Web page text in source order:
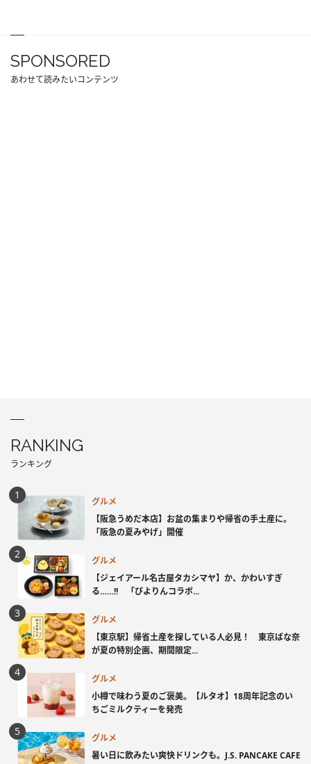
SPONSORED
あわせて読みたいコンテンツ
RANKING
ランキング
グルメ
【阪急うめだ本店】お盆の集まりや帰省の手土産に。
「阪急の夏みやげ」開催
グルメ
【ジェイアール名古屋タカシマヤ】か、かわいすぎ
る……!! 「ぴよりんコラボ...
グルメ
【東京駅】帰省土産を探している人必見！ 東京ばな奈
が夏の特別企画、期間限定...
グルメ
小樽で味わう夏のご褒美。【ルタオ】18周年記念のい
ちごミルクティーを発売
グルメ
暑い日に飲みたい爽快ドリンクも。J.S. PANCAKE CAFE